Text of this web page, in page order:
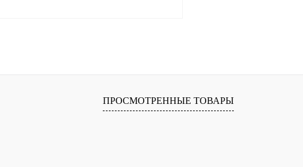
в 1 клик Сравнение
ПРОСМОТРЕННЫЕ ТОВАРЫ